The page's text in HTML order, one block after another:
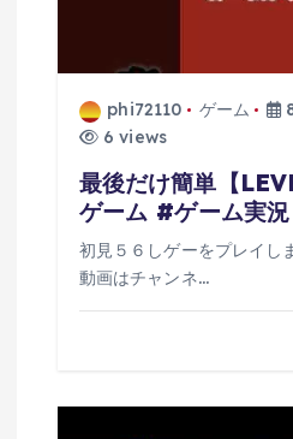
phi72110 ゲーム
6 views
最後だけ簡単【
ゲーム #ゲーム実
初見５６しゲーをプレイし
動画はチャンネ…